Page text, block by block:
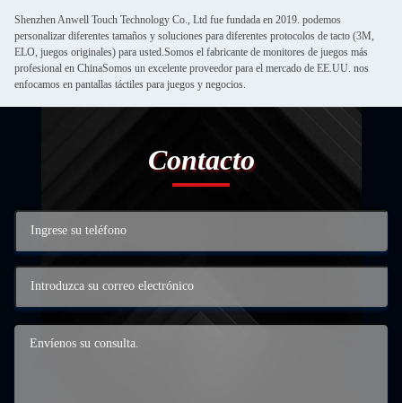
Shenzhen Anwell Touch Technology Co., Ltd fue fundada en 2019. podemos
personalizar diferentes tamaños y soluciones para diferentes protocolos de tacto (3M,
ELO, juegos originales) para usted.Somos el fabricante de monitores de juegos más
profesional en ChinaSomos un excelente proveedor para el mercado de EE.UU. nos
enfocamos en pantallas táctiles para juegos y negocios.
Contacto